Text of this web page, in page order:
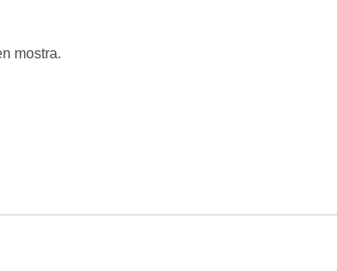
mostra.